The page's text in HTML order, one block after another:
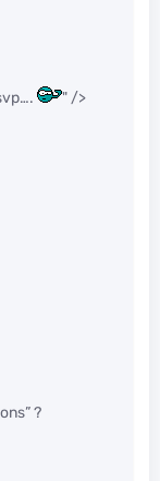
" />
?